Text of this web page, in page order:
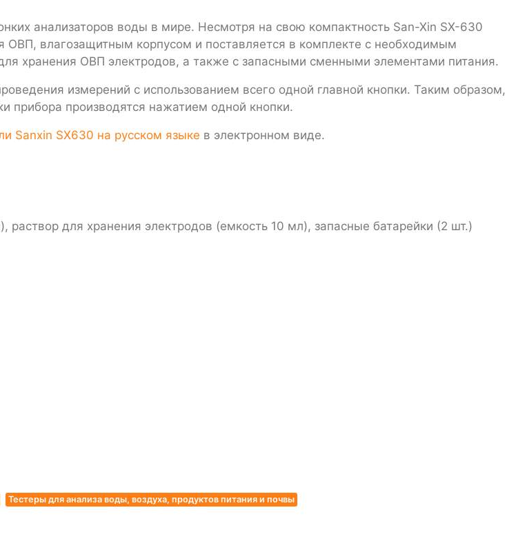
анализаторов воды в мире. Несмотря на свою компактность San-Xin SX-630
влагозащитным корпусом и поставляется в комплекте с необходимым
хранения ОВП электродов, а также с запасными сменными элементами питания.
измерений с использованием всего одной главной кнопки. Таким образом,
прибора производятся нажатием одной кнопки.
Sanxin SX630 на русском языке в электронном виде.
для хранения электродов (емкость 10 мл), запасные батарейки (2 шт.)
Тестеры для анализа воды, воздуха, продуктов питания и почвы